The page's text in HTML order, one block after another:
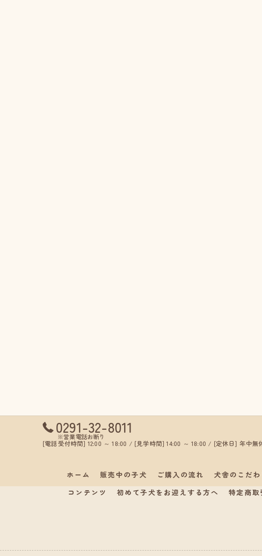
0291-32-8011
※営業電話お断り
[電話受付時間] 12:00 ～ 18:00 / [見学時間] 14:00 ～ 18:00 / [定休日] 年中無
ホーム 販売中の子犬 ご購入の流れ 犬舎のこだわ
コンテンツ
初めて子犬をお迎えする方へ 特定商取